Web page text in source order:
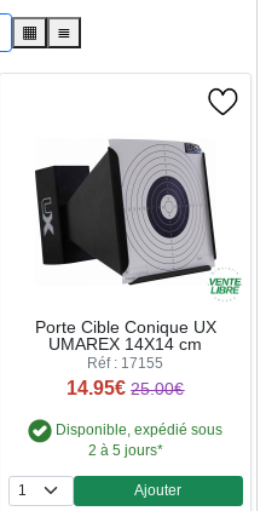
▦ ≣
Porte Cible Conique UX
UMAREX 14X14 cm
Réf : 17155
14.95€ 25.00€
Disponible, expédié sous
2 à 5 jours*
Quantité
Ajouter